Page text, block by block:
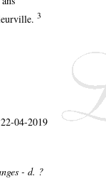
3
- d. ?